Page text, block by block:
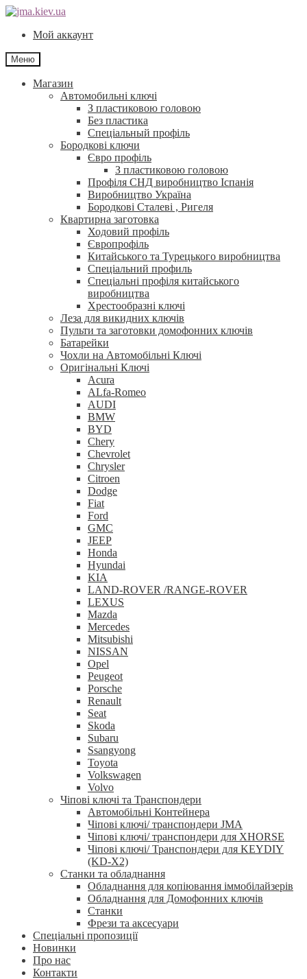
Перейти
навігації
Перейти
контентуМой аккаунт
Меню
Магазин
Автомобильні ключі
З пластиковою головою
Без пластика
Спеціальный профіль
Бородкові ключи
Євро профіль
З пластиковою головою
Профіля СНД виробництво Іспанія
Виробництво Україна
Бородкові Сталеві , Ригеля
Квартирна заготовка
Ходовий профіль
Європрофіль
Китайського та Турецького виробництва
Спеціальний профиль
Спеціальні профіля китайського
виробництва
Хрестообразні ключі
Леза для викидних ключів
Пульти та заготовки домофонних ключів
Батарейки
Чохли на Автомобільні Ключі
Оригінальні Ключі
Acura
ALfa-Romeo
AUDI
BMW
BYD
Chery
Chevrolet
Chrysler
Citroen
Dodge
Fiat
Ford
GMC
JEEP
Honda
Hyundai
KIA
LAND-ROVER /RANGE-ROVER
LEXUS
Mazda
Mercedes
Mitsubishi
NISSAN
Opel
Peugeot
Porsche
Renault
Seat
Skoda
Subaru
Ssangyong
Toyota
Volkswagen
Volvo
Чіпові ключі та Транспондери
Автомобільні Контейнера
Чіпові ключі/ транспондери JMA
Чіпові ключі/ транспондери для XHORSE
Чіпові ключі/ Транспондери для KEYDIY
(KD-X2)
Станки та обладнання
Обладнання для копіювання іммобілайзерів
Обладнання для Домофонних ключів
Станки
Фрези та аксесуари
Спеціальні пропозиції
Новинки
Про нас
Контакти